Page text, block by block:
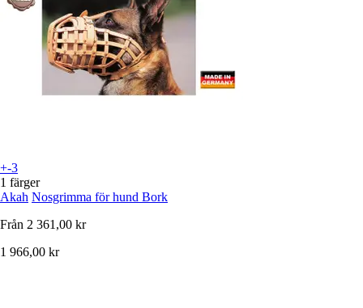
+-3
1 färger
Akah Nosgrimma för hund Bork
Från 2 361,00 kr
1 966,00 kr